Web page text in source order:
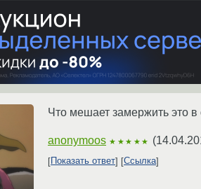
Что мешает замержить это
anonymoos ★★★★★ (
Показать ответ Ссылка